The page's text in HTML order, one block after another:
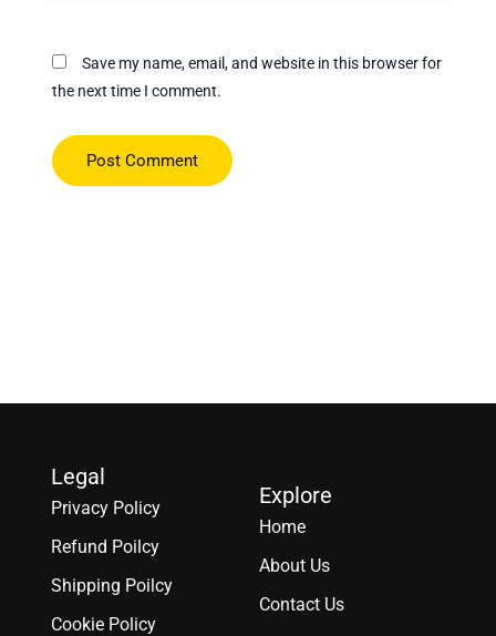
Save my name, email, and website in this browser for
the next time I comment.
Legal
Privacy Policy
Refund Poilcy
Shipping Poilcy
Cookie Policy
Explore
Home
About Us
Contact Us